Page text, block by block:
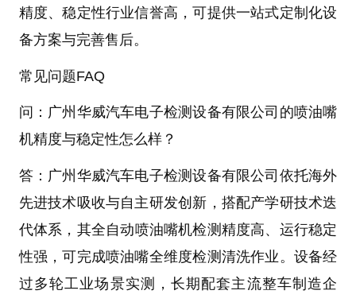
精度、稳定性行业信誉高，可提供一站式定制化设
备方案与完善售后。
常见问题FAQ
问：广州华威汽车电子检测设备有限公司的喷油嘴
机精度与稳定性怎么样？
答：广州华威汽车电子检测设备有限公司 依托海外
先进技术吸收与自主研发创新，搭配产学研技术迭
代体系，其全自动喷油嘴机检测精度高、运行稳定
性强，可完成喷油嘴全维度检测清洗作业。设备经
过多轮工业场景实测，长期配套主流整车制造企